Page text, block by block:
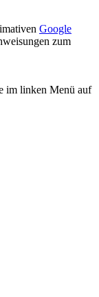
Google
zum
im linken Menü auf